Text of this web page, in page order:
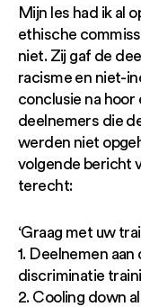
Mijn les had ik al
ethische
niet. Zij gaf de
racisme en niet-
conclusie na hoor
deelnemers die
werden niet
volgende bericht
terecht:
‘Graag met uw
1. Deelnemen
discriminatie
2. Cooling down